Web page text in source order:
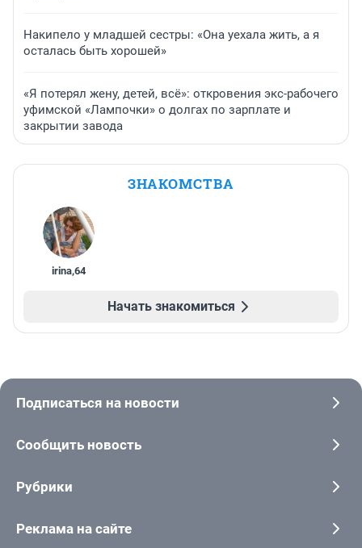
Накипело у младшей сестры: «Она уехала жить, а я
осталась быть хорошей»
«Я потерял жену, детей, всё»: откровения экс-рабочего
уфимской «Лампочки» о долгах по зарплате и
закрытии завода
ЗНАКОМСТВА
irina,64
Начать знакомиться
Подписаться на новости
Сообщить новость
Рубрики
Реклама на сайте